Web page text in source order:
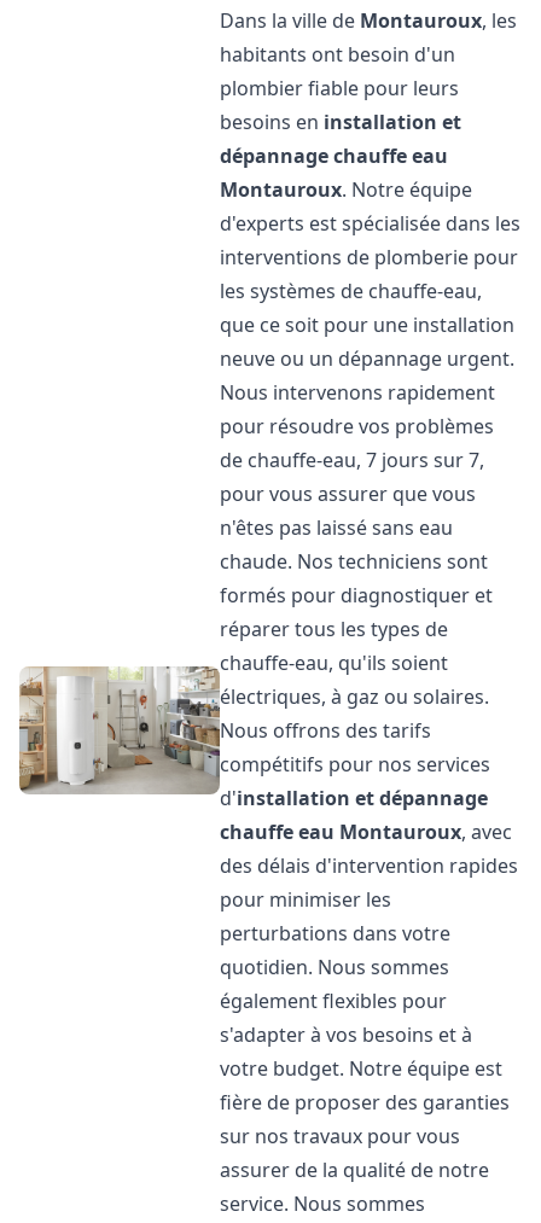
Dans la ville de Montauroux, les
habitants ont besoin d'un
plombier fiable pour leurs
besoins en installation et
dépannage chauffe eau
Montauroux. Notre équipe
d'experts est spécialisée dans les
interventions de plomberie pour
les systèmes de chauffe-eau,
que ce soit pour une installation
neuve ou un dépannage urgent.
Nous intervenons rapidement
pour résoudre vos problèmes
de chauffe-eau, 7 jours sur 7,
pour vous assurer que vous
n'êtes pas laissé sans eau
chaude. Nos techniciens sont
formés pour diagnostiquer et
réparer tous les types de
chauffe-eau, qu'ils soient
électriques, à gaz ou solaires.
Nous offrons des tarifs
compétitifs pour nos services
d'installation et dépannage
chauffe eau Montauroux, avec
des délais d'intervention rapides
pour minimiser les
perturbations dans votre
quotidien. Nous sommes
également flexibles pour
s'adapter à vos besoins et à
votre budget. Notre équipe est
fière de proposer des garanties
sur nos travaux pour vous
assurer de la qualité de notre
service. Nous sommes